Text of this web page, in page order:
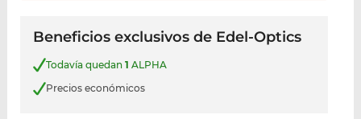
Beneficios exclusivos de Edel-Optics
Todavía quedan 1 ALPHA
Precios económicos